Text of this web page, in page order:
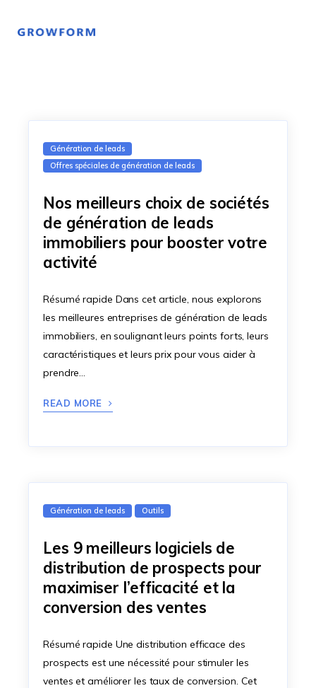
Génération de leads
Offres spéciales de génération de leads
Nos meilleurs choix de sociétés
de génération de leads
immobiliers pour booster votre
activité
Résumé rapide Dans cet article, nous explorons
les meilleures entreprises de génération de leads
immobiliers, en soulignant leurs points forts, leurs
caractéristiques et leurs prix pour vous aider à
prendre…
READ MORE
Génération de leads Outils
Les 9 meilleurs logiciels de
distribution de prospects pour
maximiser l’efficacité et la
conversion des ventes
Résumé rapide Une distribution efficace des
prospects est une nécessité pour stimuler les
ventes et améliorer les taux de conversion. Cet